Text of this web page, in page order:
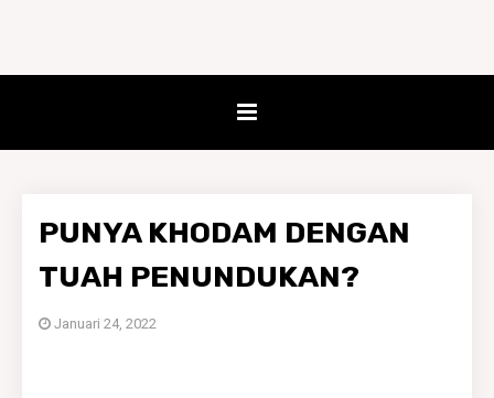
PUNYA KHODAM DENGAN
TUAH PENUNDUKAN?
Januari 24, 2022